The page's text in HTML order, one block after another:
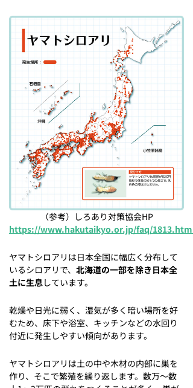
（参考）しろあり対策協会HP
https://www.hakutaikyo.or.jp/faq/1813.html
ヤマトシロアリは日本全国に幅広く分布して
いるシロアリで、 北海道の一部を除き日本全
土に生息 しています。
乾燥や日光に弱く、湿気が多く暗い場所を好
むため、床下や浴室、キッチンなどの水回り
付近に発生しやすい傾向があります。
ヤマトシロアリは土の中や木材の内部に巣を
作り、そこで繁殖を繰り返します。数万～数